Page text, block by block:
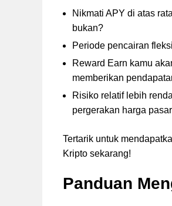
Nikmati APY di atas
bukan?
Periode pencairan
Reward Earn kamu
memberikan
Risiko relatif lebih
pergerakan harga
Tertarik untuk
Kripto sekarang!
Panduan